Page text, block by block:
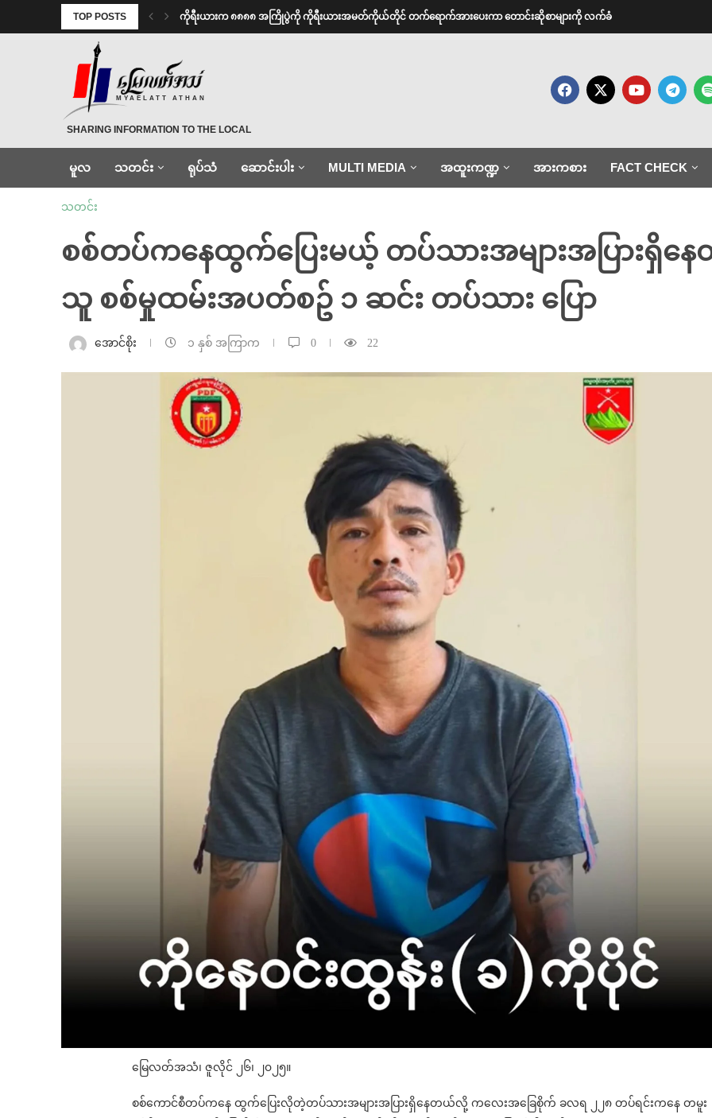
TOP POSTS ကိုရီးယားက ၈၈၈၈ အကြိုပွဲကို ကိုရီးယားအမတ်ကိုယ်တိုင် တက်ရောက်အားပေးကာ တောင်းဆိုစာများကို လက်ခံ
MYAELATT ATHAN
SHARING INFORMATION TO THE LOCAL
မူလ သတင်း ရုပ်သံ ဆောင်းပါး MULTI MEDIA အထူးကဏ္ဍ အားကစား FACT CHECK
သတင်း
စစ်တပ်ကနေထွက်ပြေးမယ့် တပ်သားအများအပြားရှိ
သူ စစ်မှုထမ်းအပတ်စဥ် ၁ ဆင်း တပ်သား ပြော
အောင်စိုး ၁ နှစ် အကြာက 0 22
မြေလတ်အသံ၊ ဇူလိုင် ၂၆၊ ၂၀၂၅။
စစ်ကောင်စီတပ်ကနေ ထွက်ပြေးလိုတဲ့တပ်သားအများအပြားရှိနေတယ်လို့ ကလေးအခြေစိုက် ခလရ ၂၂၈ တပ်ရင်းကနေ တမူး